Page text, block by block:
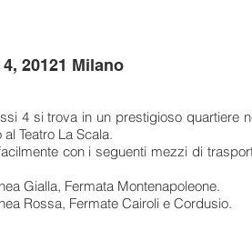
20121 Milano
4 si trova in un prestigioso quartiere
Teatro La Scala.
con i seguenti mezzi di
Gialla, Fermata Montenapoleone.
Rossa, Fermate Cairoli e Cordusio.